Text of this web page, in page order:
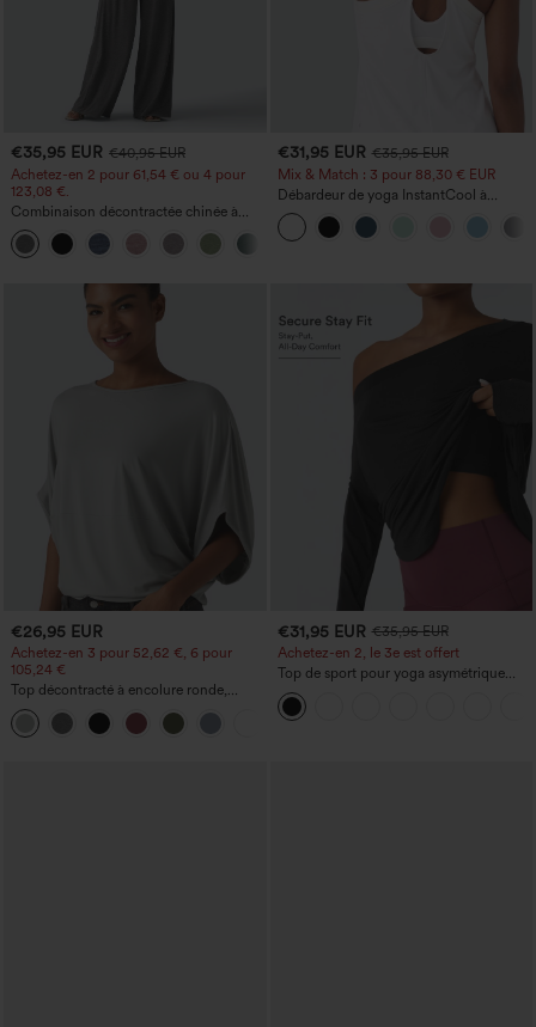
€35,95 EUR €40,95 EUR
Achetez-en 2 pour 61,54 € ou 4 pour
123,08 €.
Combinaison décontractée chinée à
bretelles réglables, fronces et jambes
larges, avec poches — facile comme
tout
€31,95 EUR €35,95 EUR
Mix & Match : 3 pour 88,30 € EUR
Débardeur de yoga InstantCool à
encolure en U et ourlet arrondi –
UPF50+
€26,95 EUR
Achetez-en 3 pour 52,62 €, 6 pour
105,24 €
Top décontracté à encolure ronde,
manches chauve-souris et coupe ample
€31,95 EUR €35,95 EUR
Achetez-en 2, le 3e est offert
Top de sport pour yoga asymétrique
(une épaule) à manches longues avec
ouverture pour le pouce, ourlet arrondi
haut-bas, séchage rapide, soutien-gorge